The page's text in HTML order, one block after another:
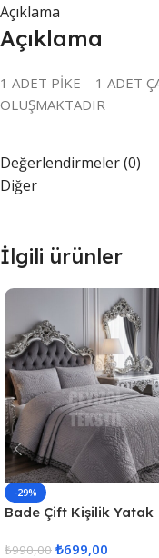
Açıklama
Açıklama
1 ADET PİKE – 1 ADET
OLUŞMAKTADIR
Değerlendirmeler (0)
Diğer
İlgili ürünler
-29%
Bade Çift Kişilik Yatak
₺990,00 ₺699,00